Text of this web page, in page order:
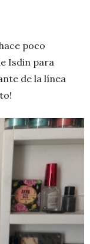
poco
Isdin para
de la línea